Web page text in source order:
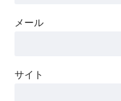
メール
サイト